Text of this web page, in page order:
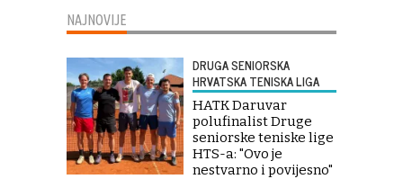
NAJNOVIJE
DRUGA SENIORSKA
HRVATSKA TENISKA LIGA
HATK Daruvar
polufinalist Druge
seniorske teniske lige
HTS-a: "Ovo je
nestvarno i povijesno"